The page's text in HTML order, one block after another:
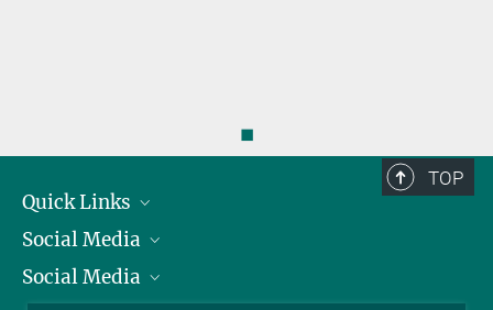
◼
TOP
Quick Links
Präsident
Zahlen und Fakten
Social Media
Bluesky
Social Media